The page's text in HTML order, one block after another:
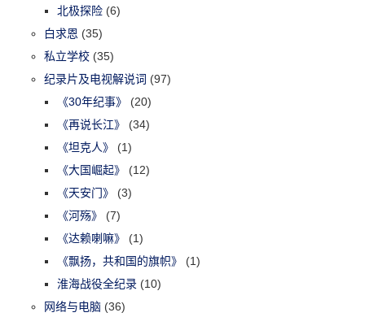
北极探险 (6)
白求恩 (35)
私立学校 (35)
纪录片及电视解说词 (97)
《30年纪事》
(20)
《再说长江》
(34)
《坦克人》
(1)
《大国崛起》
(12)
《天安门》
(3)
《河殇》
(7)
《达赖喇嘛》
(1)
《飘扬，共和国的旗帜》
(1)
淮海战役全纪录 (10)
网络与电脑 (36)